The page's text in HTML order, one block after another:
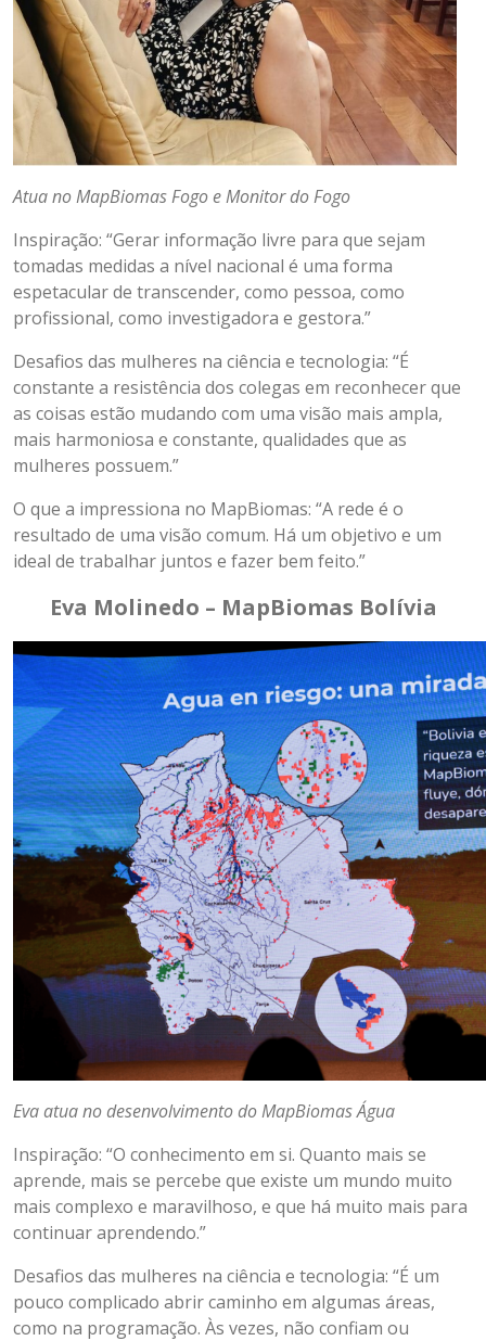
Atua no MapBiomas Fogo e Monitor do Fogo
Inspiração: “Gerar informação livre para que sejam
tomadas medidas a nível nacional é uma forma
espetacular de transcender, como pessoa, como
profissional, como investigadora e gestora.”
Desafios das mulheres na ciência e tecnologia: “É
constante a resistência dos colegas em reconhecer que
as coisas estão mudando com uma visão mais ampla,
mais harmoniosa e constante, qualidades que as
mulheres possuem.”
O que a impressiona no MapBiomas: “A rede é o
resultado de uma visão comum. Há um objetivo e um
ideal de trabalhar juntos e fazer bem feito.”
Eva Molinedo – MapBiomas Bolívia
Eva atua no desenvolvimento do MapBiomas Água
Inspiração: “O conhecimento em si. Quanto mais se
aprende, mais se percebe que existe um mundo muito
mais complexo e maravilhoso, e que há muito mais para
continuar aprendendo.”
Desafios das mulheres na ciência e tecnologia: “É um
pouco complicado abrir caminho em algumas áreas,
como na programação. Às vezes, não confiam ou